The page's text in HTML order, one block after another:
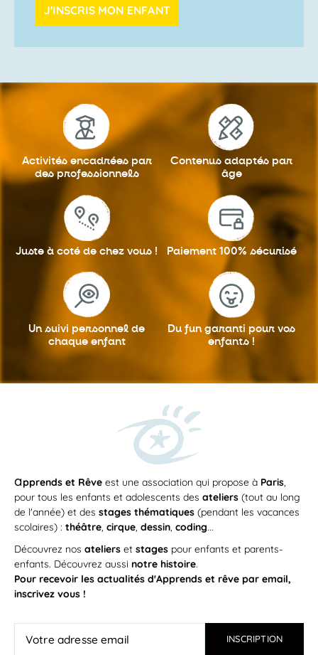
J'INSCRIS MON ENFANT
Activités encadrées par
des professionnels
Contenus adaptés par
âge
Juste à coté de chez vous ! Paiement 100% sécurisé
Un suivi personnel de
chaque enfant
Du fun garanti pour vos
enfants !
apprends et Rêve est une association qui propose à Paris,
pour tous les enfants et adolescents des ateliers (tout au long
de l'année) et des stages thématiques (pendant les vacances
scolaires) : théâtre, cirque, dessin, coding...
Découvrez nos ateliers et stages pour enfants et parents-
enfants. Découvrez aussi notre histoire.
Pour recevoir les actualités d'Apprends et rêve par email,
inscrivez vous !